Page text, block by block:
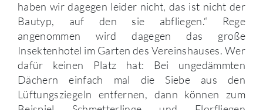
haben wir dagegen leider nicht, das ist nicht der
Bautyp, auf den sie abfliegen.“ Rege
angenommen wird dagegen das große
Insektenhotel im Garten des Vereinshauses. Wer
dafür keinen Platz hat: Bei ungedämmten
Dächern einfach mal die Siebe aus den
Lüftungsziegeln entfernen, dann können zum